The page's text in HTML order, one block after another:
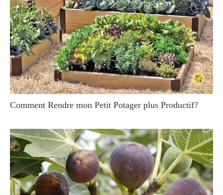
Comment Rendre mon Petit Potager plus Productif?